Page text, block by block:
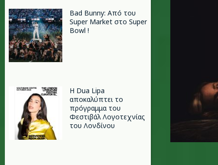
Bad Bunny: Από του
Super Market στο Super
Bowl !
Η Dua Lipa
αποκαλύπτει το
πρόγραμμα του
Φεστιβάλ Λογοτεχνίας
του Λονδίνου